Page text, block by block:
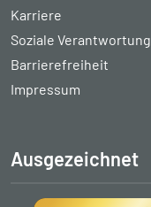
Karriere
Soziale Verantwortung
Barrierefreiheit
Impressum
Ausgezeichnet